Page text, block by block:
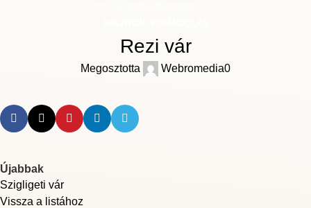
Rezi vár
Megosztotta Webromedia0
Újabbak
Szigligeti vár
Vissza a listához